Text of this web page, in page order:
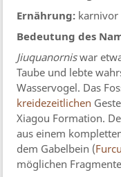
Ernährung: karnivor
Bedeutung des
Jiuquanorniswar
Taube und lebte
Wasservogel. Das
kreidezeitlichen
Xiagou Formation.
aus einem
dem Gabelbein (
möglichen